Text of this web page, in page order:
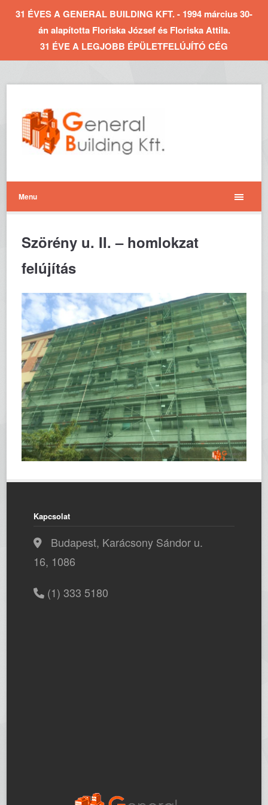
31 ÉVES A GENERAL BUILDING KFT. - 1994 március 30-
án alapította Floriska József és Floriska Attila.
31 ÉVE A LEGJOBB ÉPÜLETFELÚJÍTÓ CÉG
Menu
Szörény u. II. – homlokzat
felújítás
Kapcsolat
Budapest, Karácsony Sándor u.
16, 1086
(1) 333 5180